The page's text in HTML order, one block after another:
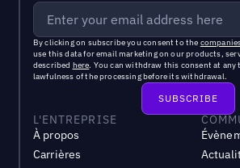
By clicking on subscribe you consent to the
use this data for email marketing on our products,
described here. You can withdraw this consent at
lawfulness of the processing before its withdrawal.
L'ENTREPRISE
À propos
Carrières